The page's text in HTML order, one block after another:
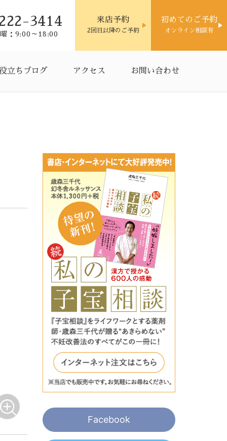
3414
：9:00～18:00
来店予約
2回目以降のご予約
初めてのご予約
オンライン相談有
立ちブログ アクセス お問い合わせ
Facebook